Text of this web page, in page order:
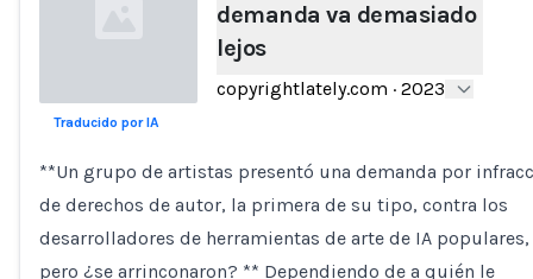
demanda va demasiado
lejos
copyrightlately.com · 2023
Traducido por IA
**Un grupo de artistas presentó una demanda por
de derechos de autor, la primera de su tipo, contra los
desarrolladores de herramientas de arte de IA populares,
pero ¿se arrinconaron? ** Dependiendo de a quién le